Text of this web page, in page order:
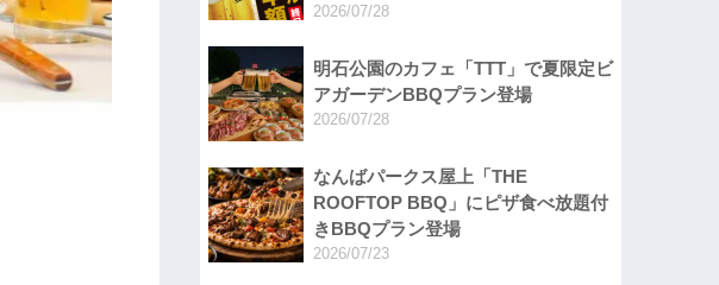
2026/07/28
明石公園のカフェ「TTT」で夏限定ビ
アガーデンBBQプラン登場
2026/07/28
なんばパークス屋上「THE
ROOFTOP BBQ」にピザ食べ放題付
きBBQプラン登場
2026/07/23